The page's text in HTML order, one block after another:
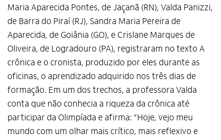
Maria Aparecida Pontes, de Jaçanã (RN), Valda Panizzi,
de Barra do Piraí (RJ), Sandra Maria Pereira de
Aparecida, de Goiânia (GO), e Crislane Marques de
Oliveira, de Logradouro (PA), registraram no texto A
crônica e o cronista, produzido por eles durante as
oficinas, o aprendizado adquirido nos três dias de
formação. Em um dos trechos, a professora Valda
conta que não conhecia a riqueza da crônica até
participar da Olimpíada e afirma: “Hoje, vejo meu
mundo com um olhar mais crítico, mais reflexivo e